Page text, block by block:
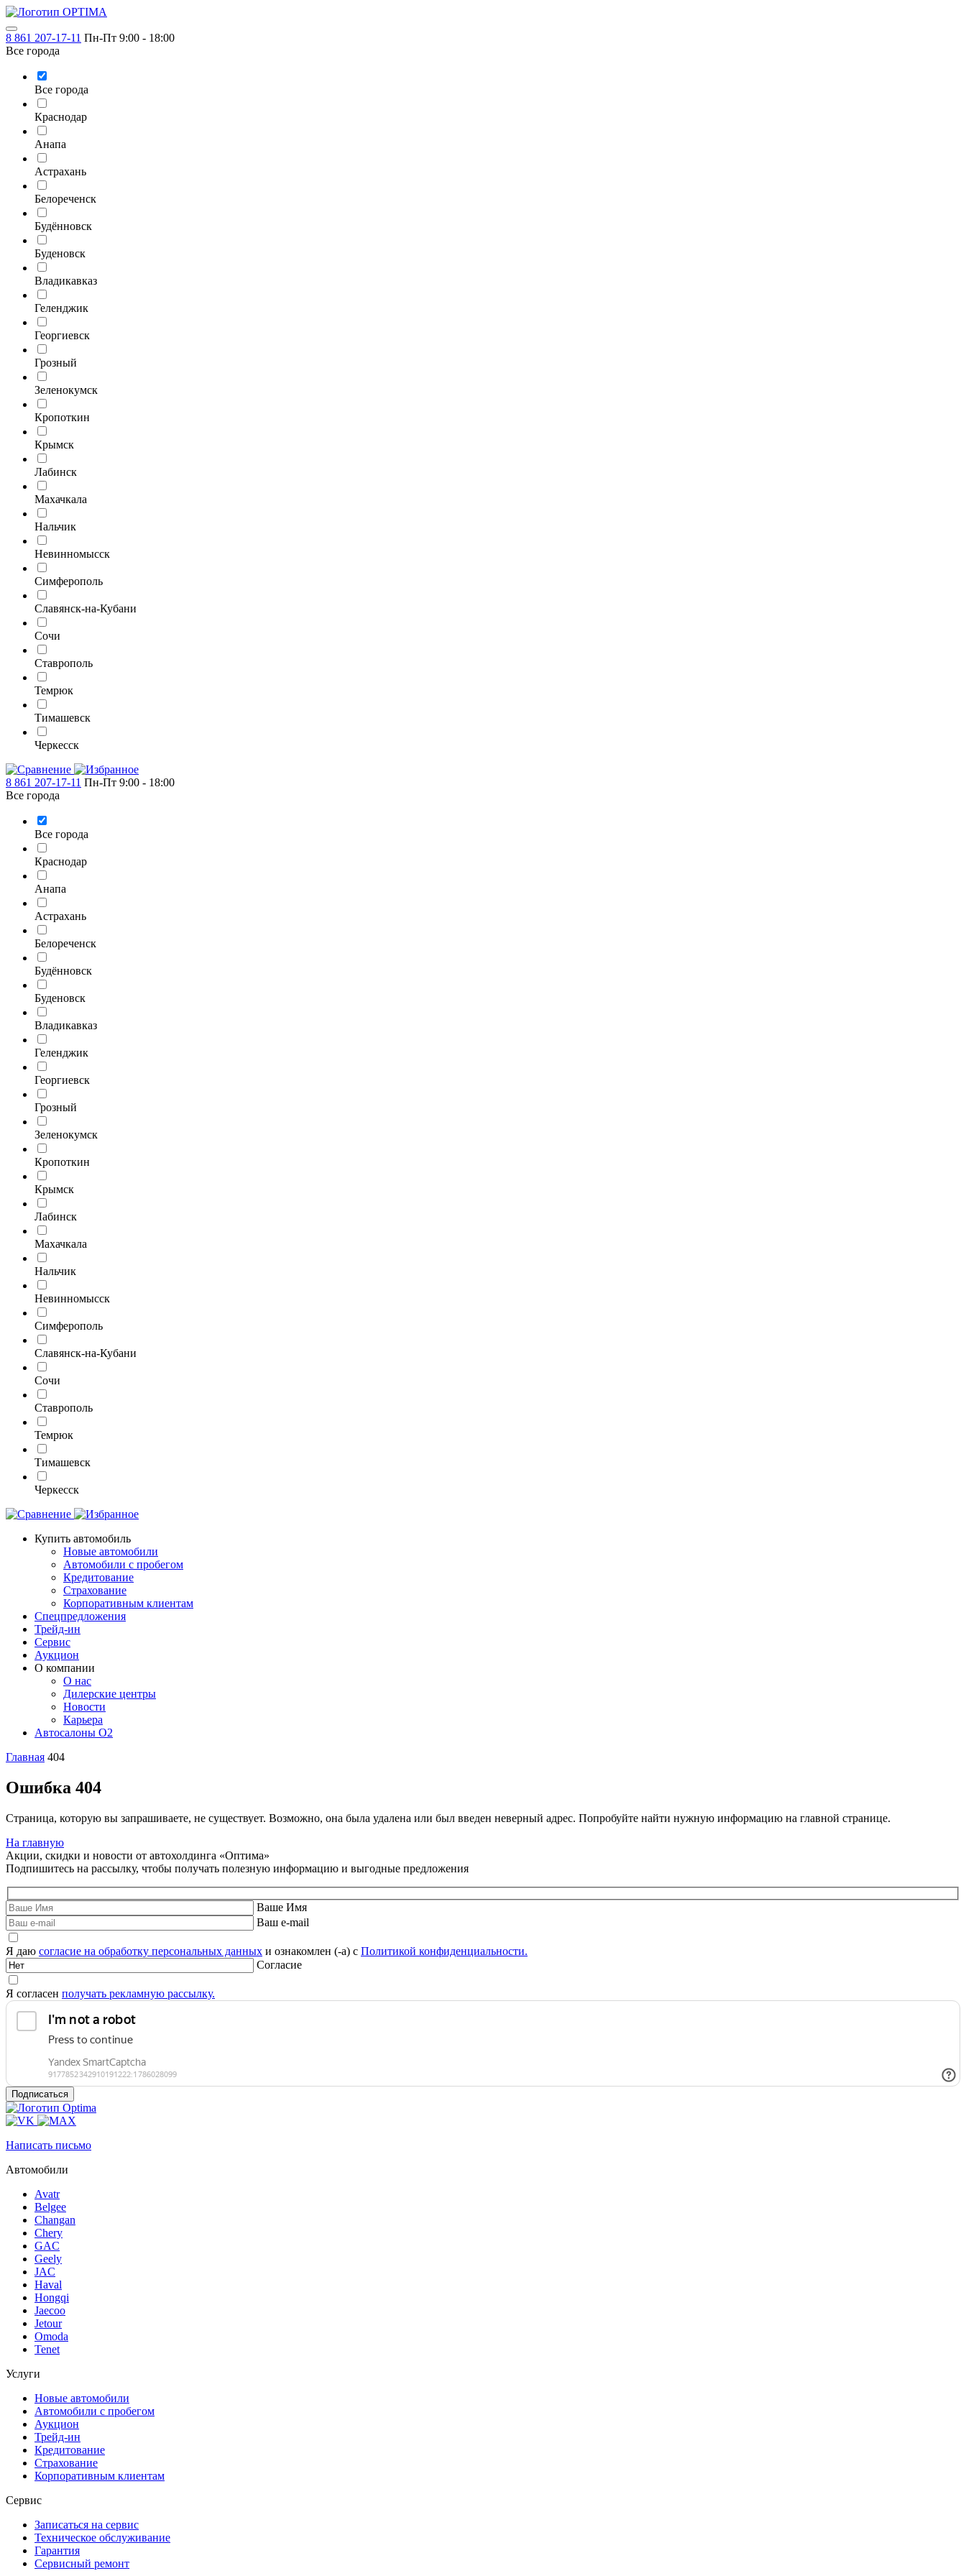
8 861 207-17-11 Пн-Пт 9:00 - 18:00
Все города
Все города
Краснодар
Анапа
Астрахань
Белореченск
Будённовск
Буденовск
Владикавказ
Геленджик
Георгиевск
Грозный
Зеленокумск
Кропоткин
Крымск
Лабинск
Махачкала
Нальчик
Невинномысск
Симферополь
Славянск-на-Кубани
Сочи
Ставрополь
Темрюк
Тимашевск
Черкесск
8 861 207-17-11 Пн-Пт 9:00 - 18:00
Все города
Все города
Краснодар
Анапа
Астрахань
Белореченск
Будённовск
Буденовск
Владикавказ
Геленджик
Георгиевск
Грозный
Зеленокумск
Кропоткин
Крымск
Лабинск
Махачкала
Нальчик
Невинномысск
Симферополь
Славянск-на-Кубани
Сочи
Ставрополь
Темрюк
Тимашевск
Черкесск
Купить автомобиль
Новые автомобили
Автомобили с пробегом
Кредитование
Страхование
Корпоративным клиентам
Спецпредложения
Трейд-ин
Сервис
Аукцион
О компании
О нас
Дилерские центры
Новости
Карьера
Автосалоны O2
Главная 404
Ошибка 404
Страница, которую вы запрашиваете, не существует. Возможно, она была удалена или был введен неверный адрес. Попробуйте найти нужную информацию на главной странице.
На главную
Акции, скидки и новости от автохолдинга «Оптима»
Подпишитесь на рассылку, чтобы получать полезную информацию и выгодные предложения
Ваше Имя
Ваш e-mail
Я даю согласие на обработку персональных данных и ознакомлен (-а) с Политикой конфиденциальности.
Согласие
Я согласен получать рекламную рассылку.
Написать письмо
Автомобили
Avatr
Belgee
Changan
Chery
GAC
Geely
JAC
Haval
Hongqi
Jaecoo
Jetour
Omoda
Tenet
Услуги
Новые автомобили
Автомобили с пробегом
Аукцион
Трейд-ин
Кредитование
Страхование
Корпоративным клиентам
Сервис
Записаться на сервис
Техническое обслуживание
Гарантия
Сервисный ремонт